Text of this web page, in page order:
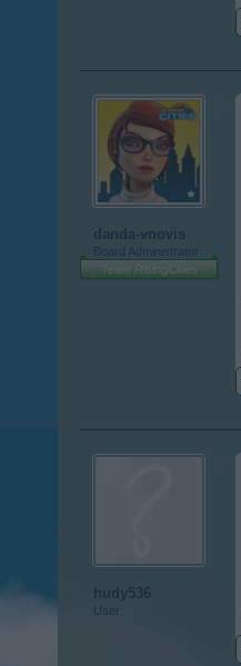
danda-vnovis
Board Administrator
Team RisingCities
hudy536
User